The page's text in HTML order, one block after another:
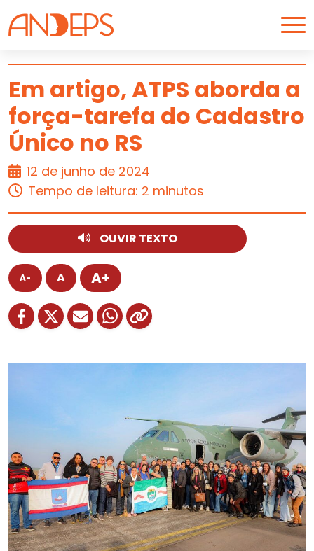
Skip to content
ARTIGO
Em artigo, ATPS aborda a
força-tarefa do Cadastro
Único no RS
12 de junho de 2024
Tempo de leitura: 2 minutos
OUVIR TEXTO
A- A A+